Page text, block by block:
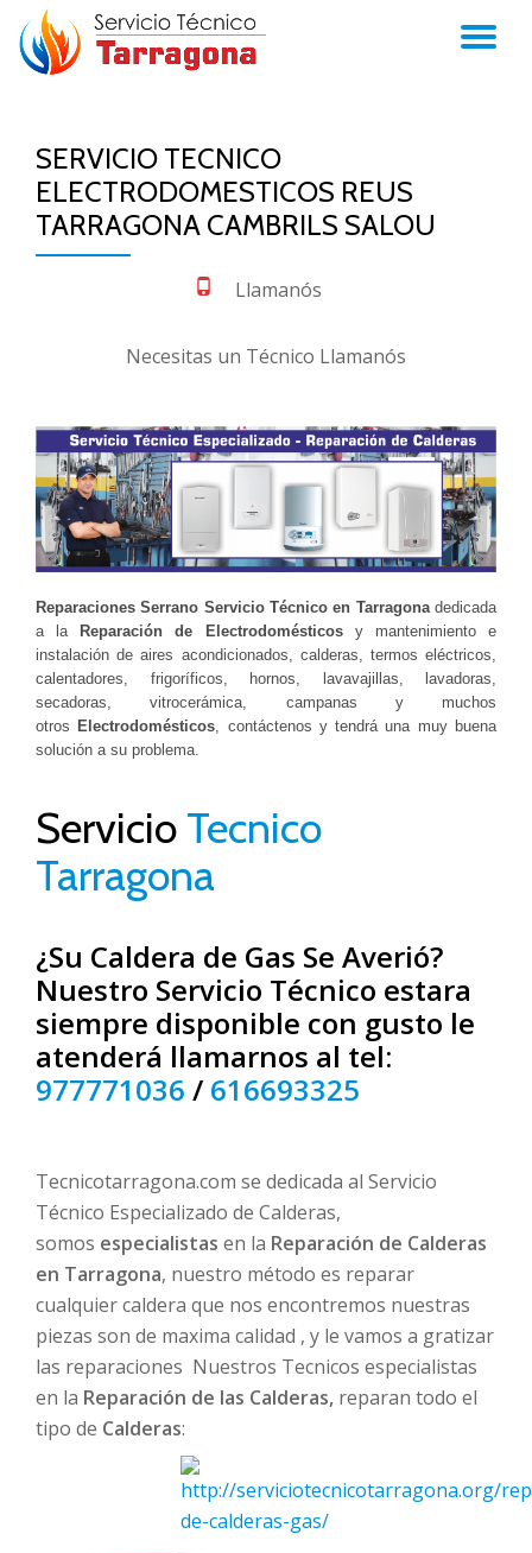
Skip
SERVICIO TECNICO
ELECTRODOMESTICOS REUS
TARRAGONA CAMBRILS SALOU
Llamanós
Necesitas un Técnico Llamanós
Reparaciones Serrano Servicio Técnico en Tarragonadedicada
a la
Reparación de Electrodomésticosy mantenimiento e
instalación de aires acondicionados, calderas, termos eléctricos,
calentadores, frigoríficos, hornos, lavavajillas, lavadoras,
secadoras, vitrocerámica, campanas y muchos
otros Electrodomésticos, contáctenos y tendrá una muy buena
solución a su problema.
Servicio Tecnico
Tarragona
¿Su Caldera de Gas Se Averió?
Nuestro Servicio Técnico estara
siempre disponible con gusto le
atenderá llamarnos al tel:
977771036 / 616693325
Tecnicotarragona.com se dedicada al Servicio
Técnico Especializado de Calderas,
somos especialistas en la Reparación de Calderas
en Tarragona, nuestro método es reparar
cualquier caldera que nos encontremos nuestras
piezas son de maxima calidad , y le vamos a gratizar
las reparaciones Nuestros Tecnicos especialistas
en la Reparación de las Calderas, reparan todo el
tipo de Calderas: